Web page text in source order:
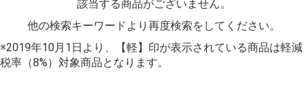
該当する商品がございません。
他の検索キーワードより再度検索をしてください。
※2019年10月1日より、【軽】印が表示されている商品は軽減
税率（8%）対象商品となります。